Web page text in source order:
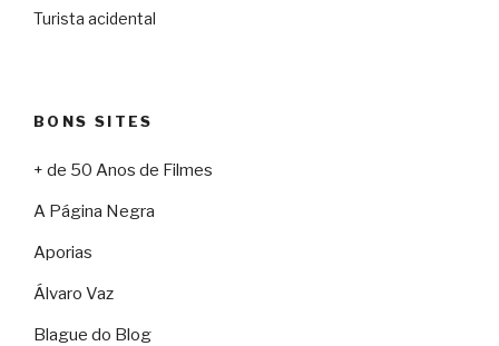
Turista acidental
BONS SITES
+ de 50 Anos de Filmes
A Página Negra
Aporias
Álvaro Vaz
Blague do Blog